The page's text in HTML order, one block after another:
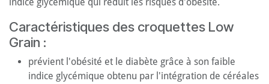
indice glycémique qui réduit les risques d'obésité.
Caractéristiques des croquettes Low
Grain :
prévient l'obésité et le diabète grâce à son faible
indice glycémique obtenu par l'intégration de céréales